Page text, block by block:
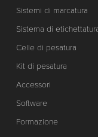
Sistemi di marcatura
Sistema di
Celle di pesatura
Kit di pesatura
Accessori
Software
Formazione